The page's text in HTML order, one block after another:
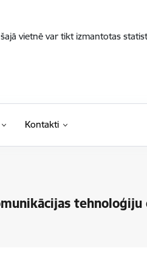
vietnē var tikt izmantotas
Kontakti